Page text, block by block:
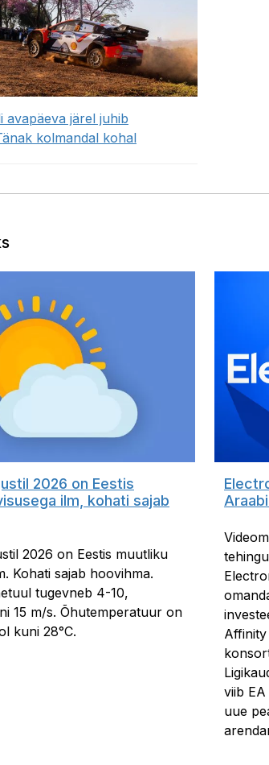
avapäeva järel juhib
kolmandal kohal
2026 on Eestis
ilm, kohati sajab
2026 on Eestis muutliku
Kohati sajab hoovihma.
tugevneb 4-10,
15 m/s. Õhutemperatuur on
kuni 28°C.
viib
uue